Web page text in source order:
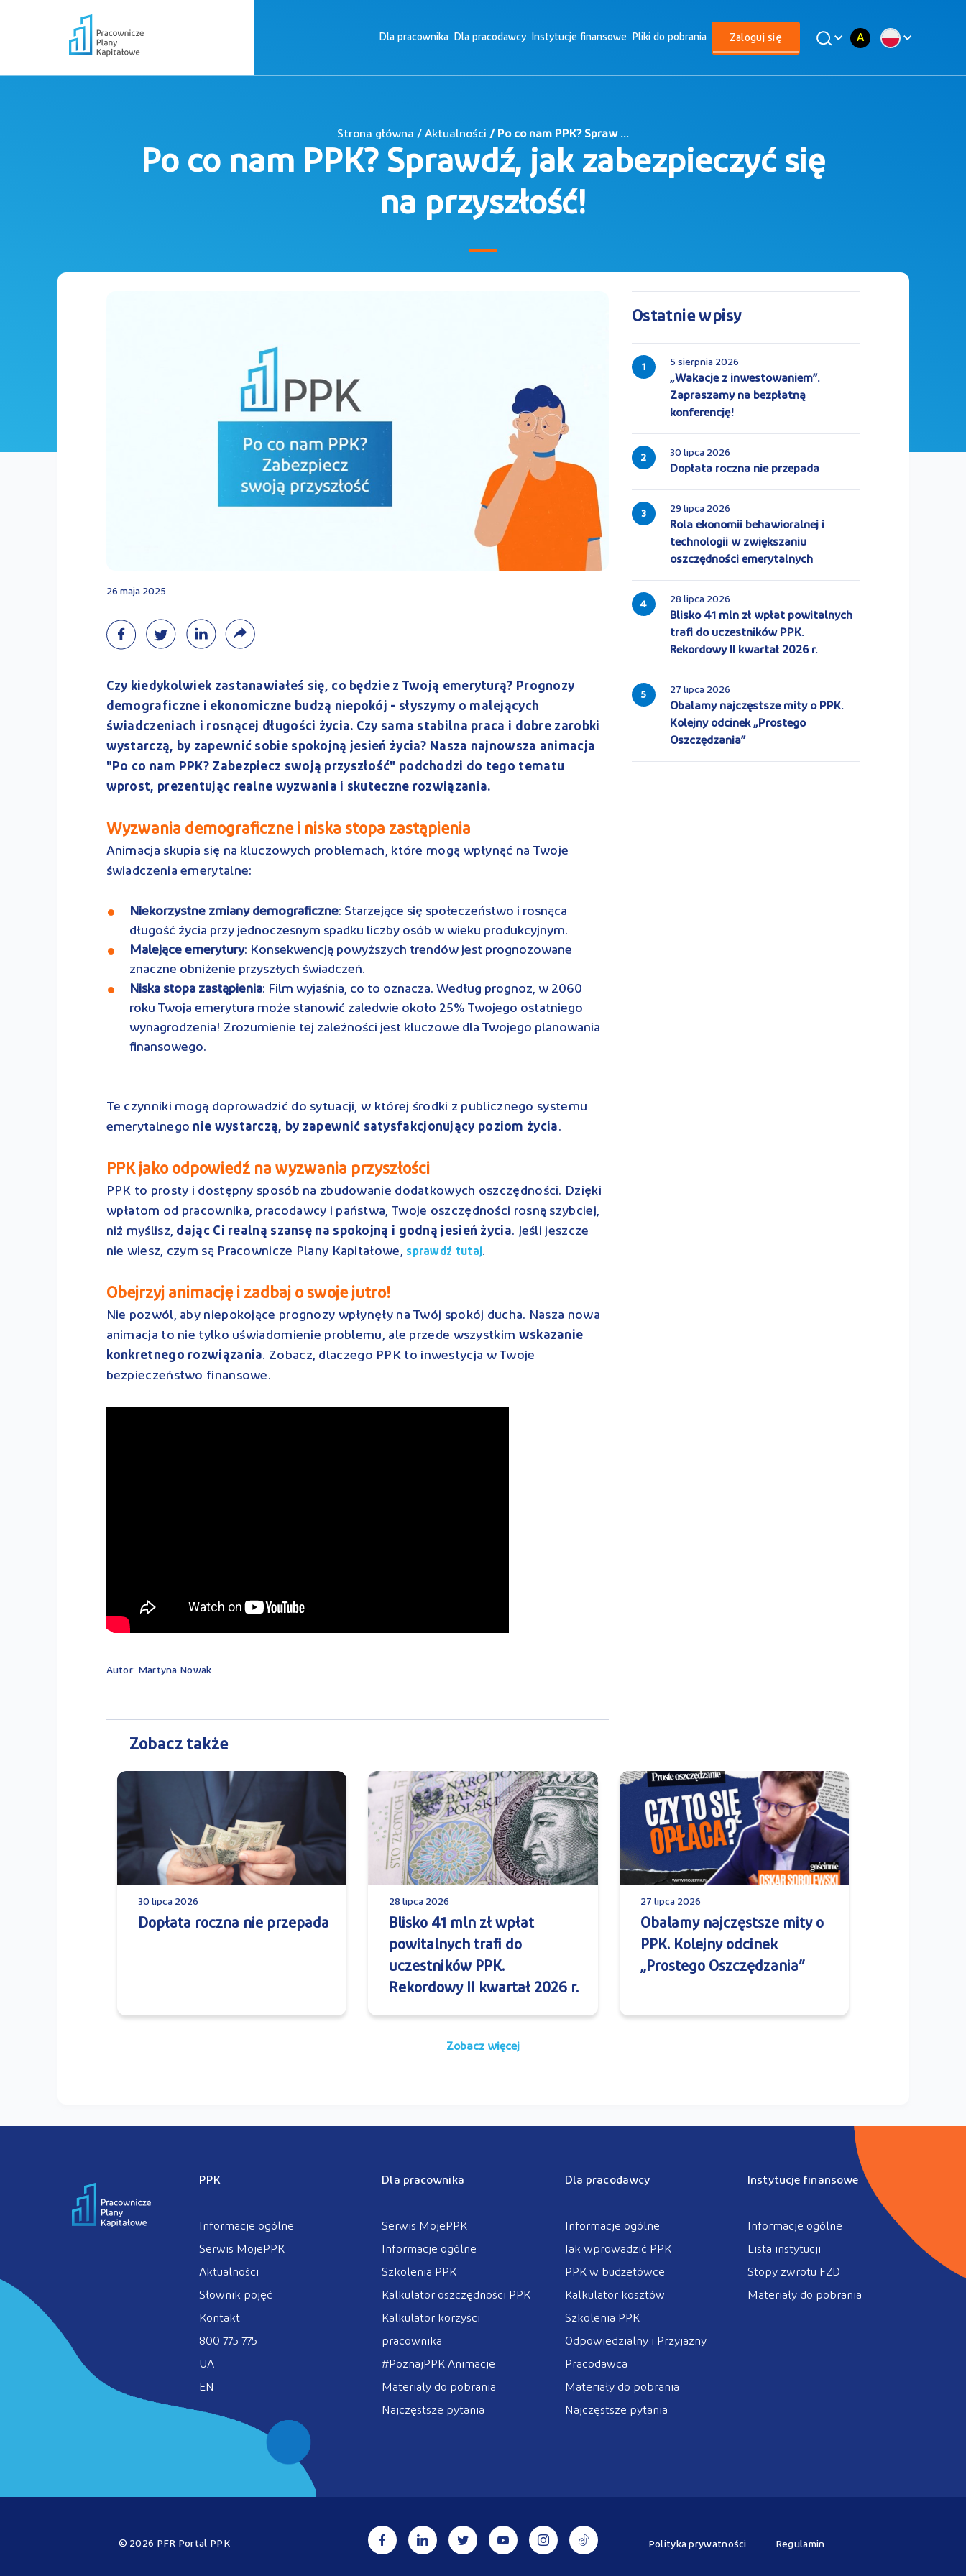
Dla pracownika Dla pracodawcy Instytucje finansowe Pliki do pobrania Zaloguj się A
Strona główna / Aktualności / Po co nam PPK? Spraw ...
Po co nam PPK? Sprawdź, jak zabezpieczyć się
na przyszłość!
26 maja 2025
Czy kiedykolwiek zastanawiałeś się, co będzie z Twoją emeryturą? Prognozy
demograficzne i ekonomiczne budzą niepokój - słyszymy o malejących
świadczeniach i rosnącej długości życia. Czy sama stabilna praca i dobre zarobki
wystarczą, by zapewnić sobie spokojną jesień życia? Nasza najnowsza animacja
"Po co nam PPK? Zabezpiecz swoją przyszłość" podchodzi do tego tematu
wprost, prezentując realne wyzwania i skuteczne rozwiązania.
Wyzwania demograficzne i niska stopa zastąpienia
Animacja skupia się na kluczowych problemach, które mogą wpłynąć na Twoje
świadczenia emerytalne:
Niekorzystne zmiany demograficzne: Starzejące się społeczeństwo i rosnąca
długość życia przy jednoczesnym spadku liczby osób w wieku produkcyjnym.
Malejące emerytury: Konsekwencją powyższych trendów jest prognozowane
znaczne obniżenie przyszłych świadczeń.
Niska stopa zastąpienia: Film wyjaśnia, co to oznacza. Według prognoz, w 2060
roku Twoja emerytura może stanowić zaledwie około 25% Twojego ostatniego
wynagrodzenia! Zrozumienie tej zależności jest kluczowe dla Twojego planowania
finansowego.
Te czynniki mogą doprowadzić do sytuacji, w której środki z publicznego systemu
emerytalnego nie wystarczą, by zapewnić satysfakcjonujący poziom życia.
PPK jako odpowiedź na wyzwania przyszłości
PPK to prosty i dostępny sposób na zbudowanie dodatkowych oszczędności. Dzięki
wpłatom od pracownika, pracodawcy i państwa, Twoje oszczędności rosną szybciej,
niż myślisz, dając Ci realną szansę na spokojną i godną jesień życia. Jeśli jeszcze
nie wiesz, czym są Pracownicze Plany Kapitałowe, sprawdź tutaj.
Obejrzyj animację i zadbaj o swoje jutro!
Nie pozwól, aby niepokojące prognozy wpłynęły na Twój spokój ducha. Nasza nowa
animacja to nie tylko uświadomienie problemu, ale przede wszystkim wskazanie
konkretnego rozwiązania. Zobacz, dlaczego PPK to inwestycja w Twoje
bezpieczeństwo finansowe.
Autor: Martyna Nowak
Ostatnie wpisy
1 5 sierpnia 2026
„Wakacje z inwestowaniem”.
Zapraszamy na bezpłatną
konferencję!
2 30 lipca 2026
Dopłata roczna nie przepada
3 29 lipca 2026
Rola ekonomii behawioralnej i
technologii w zwiększaniu
oszczędności emerytalnych
4 28 lipca 2026
Blisko 41 mln zł wpłat powitalnych
trafi do uczestników PPK.
Rekordowy II kwartał 2026 r.
5 27 lipca 2026
Obalamy najczęstsze mity o PPK.
Kolejny odcinek „Prostego
Oszczędzania”
Zobacz także
30 lipca 2026
Dopłata roczna nie przepada
28 lipca 2026
Blisko 41 mln zł wpłat
powitalnych trafi do
uczestników PPK.
Rekordowy II kwartał 2026 r.
27 lipca 2026
Obalamy najczęstsze mity o
PPK. Kolejny odcinek
„Prostego Oszczędzania”
Zobacz więcej
PPK
Informacje ogólne
Serwis MojePPK
Aktualności
Słownik pojęć
Kontakt
800 775 775
UA
EN
Dla pracownika
Serwis MojePPK
Informacje ogólne
Szkolenia PPK
Kalkulator oszczędności PPK
Kalkulator korzyści
pracownika
#PoznajPPK Animacje
Materiały do pobrania
Najczęstsze pytania
Dla pracodawcy
Informacje ogólne
Jak wprowadzić PPK
PPK w budżetówce
Kalkulator kosztów
Szkolenia PPK
Odpowiedzialny i Przyjazny
Pracodawca
Materiały do pobrania
Najczęstsze pytania
Instytucje finansowe
Informacje ogólne
Lista instytucji
Stopy zwrotu FZD
Materiały do pobrania
© 2026 PFR Portal PPK Polityka prywatności Regulamin